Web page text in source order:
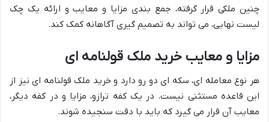
چنین ملکی قرار گرفته، جمع بندی مزایا و معایب و ارائه یک چک
لیست نهایی، می تواند به تصمیم گیری آگاهانه کمک کند.
مزایا و معایب خرید ملک قولنامه ای
هر نوع معامله ای، سکه ای دو رو دارد و خرید ملک قولنامه ای نیز از
این قاعده مستثنی نیست. در یک کفه ترازو، مزایا و در کفه دیگر،
معایب آن قرار می گیرد که باید با دقت سنجیده شوند.